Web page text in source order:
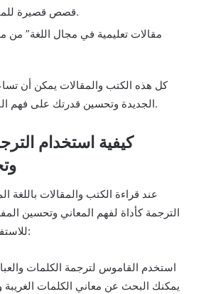
“قصص قصيرة للمبتدئين” لكاتب آخر.
كل هذه الكتب والمقالات يمكن أن
الجديدة وتحسين قدرتك على فهم النصوص باللغة المستهدفة.
كيفية استخدام
عند قراءة الكتب والمقالات باللغة
الترجمة كأداة لفهم المعاني وتحسين
للاستفادة القصوى من الترجمة:
استخدم القاموس لترجمة الكلمات
يمكنك البحث عن معاني الكلمات الغريبة